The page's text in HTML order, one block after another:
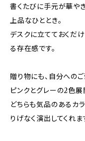
書くたびに手元が華や
上品なひととき。
デスクに立てておくだ
る存在感です。
贈り物にも、自分への
ピンクとグレーの2色展
どちらも気品のあるカ
りげなく演出してくれま